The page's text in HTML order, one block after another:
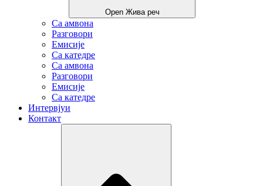
Open Жива реч
Са амвона
Разговори
Емисије
Са катедре
Са амвона
Разговори
Емисије
Са катедре
Интервјуи
Контакт